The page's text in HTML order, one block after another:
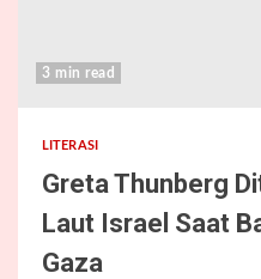
3 min read
LITERASI
Greta Thunberg
Laut Israel Saat
Gaza